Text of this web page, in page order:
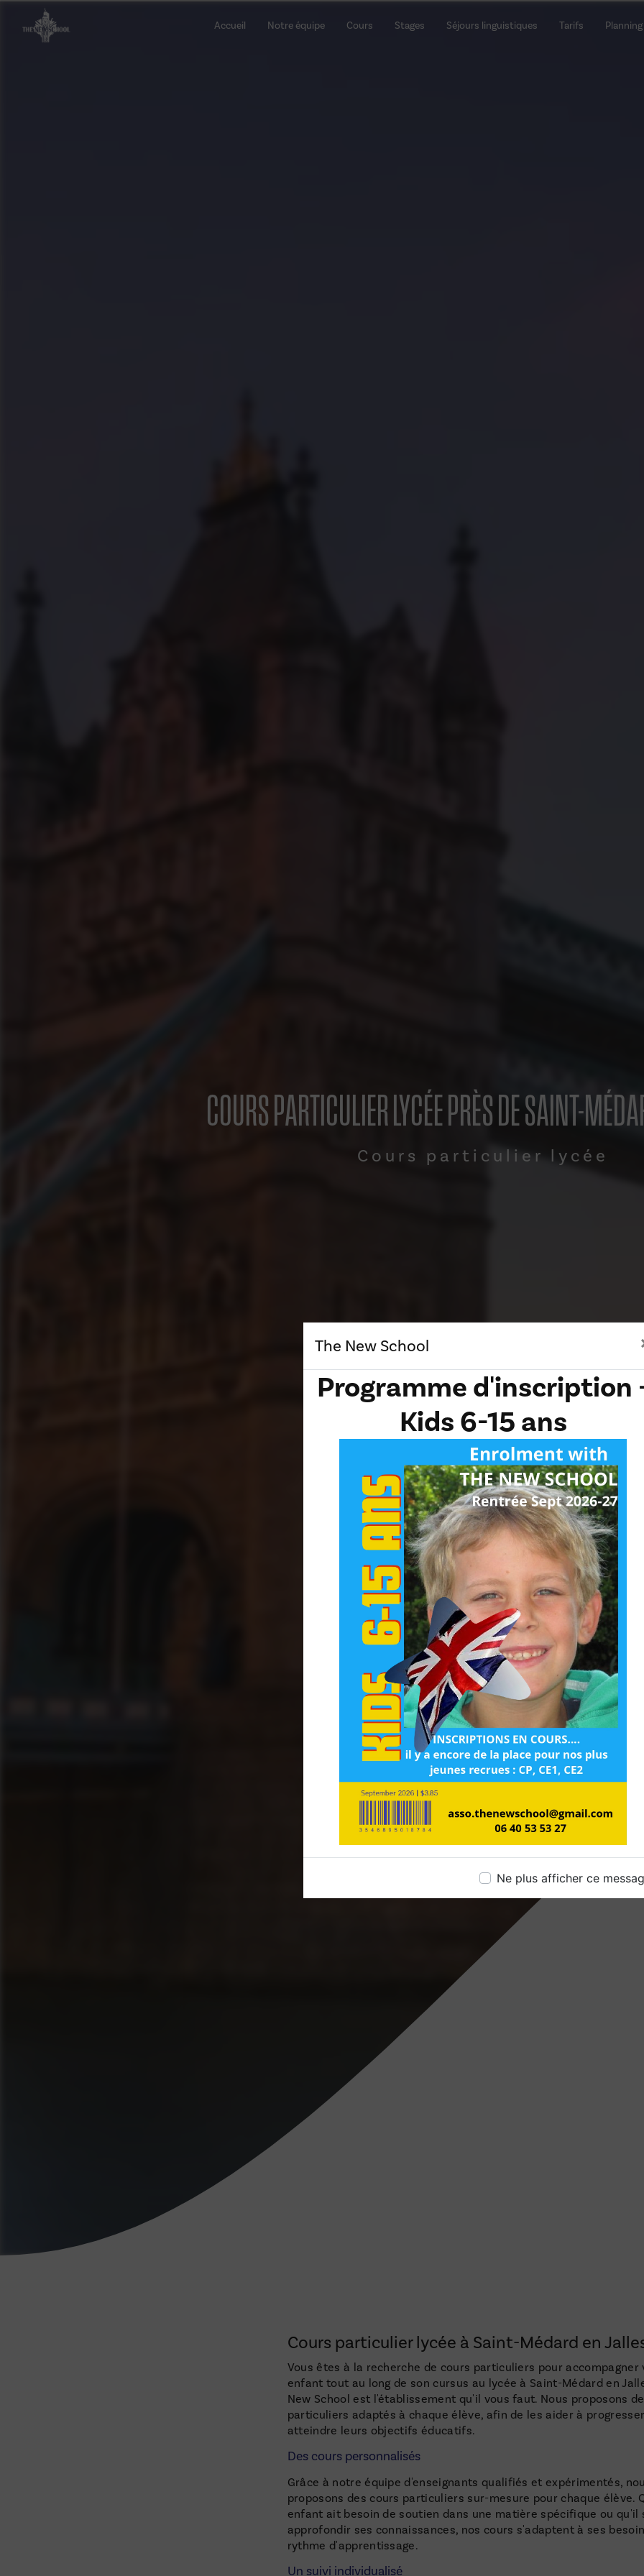
The New School
Programme d'inscription
Kids 6-15 ans
Ne plus afficher ce
Accueil Notre équipe Cours Stages Séjours linguistiques Tarifs
COURS PARTICULIER LYCÉE PRÈS DE SAINT-
Cours particulier lycée
Cours particulier lycée à Saint-Médard en
Vous êtes à la recherche de cours particuliers pour accompagner
enfant tout au long de son cursus au lycée à Saint-Médard en
New School est l'établissement qu'il vous faut. Nous proposons
particuliers adaptés à chaque élève, afin de les aider à
atteindre leurs objectifs éducatifs.
Des cours personnalisés
Grâce à notre équipe d'enseignants qualifiés et expérimentés,
proposons des cours particuliers sur-mesure pour chaque élève.
enfant ait besoin de soutien dans une matière spécifique ou qu'il
approfondir ses connaissances, nos cours s'adaptent à ses
rythme d'apprentissage.
Un suivi individualisé
Panneau de gestion des cookies